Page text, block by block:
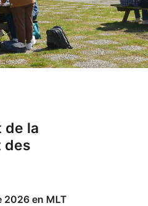
de la
des
2026 en MLT